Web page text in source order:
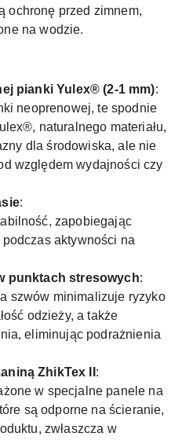
ochronę przed zimnem,
na wodzie.
pianki Yulex® (2-1 mm):
neoprenowej, te spodnie
naturalnego materiału,
dla środowiska, ale nie
względem wydajności czy
:
zapobiegając
aktywności na
punktach stresowych:
szwów minimalizuje ryzyko
odzieży, a także
eliminując podrażnienia
ZhikTex II :
w specjalne panele na
są odporne na ścieranie,
zwłaszcza w